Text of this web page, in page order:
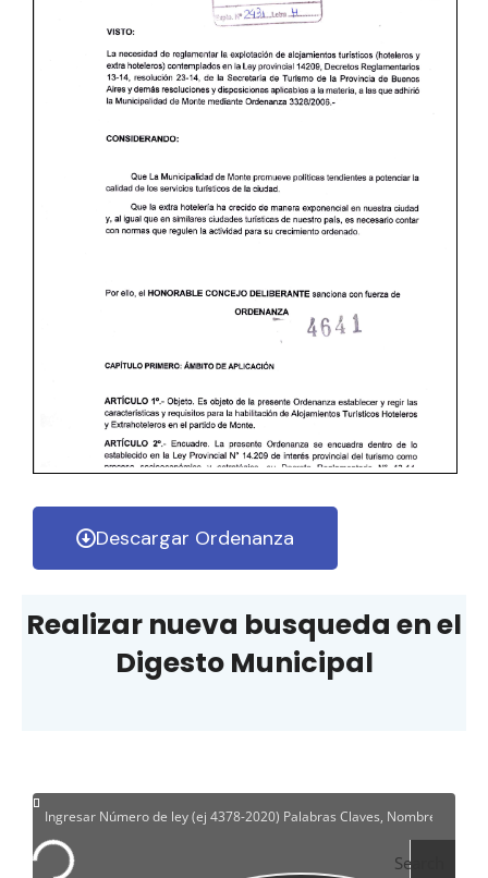
Descargar Ordenanza
Realizar nueva busqueda en el
Digesto Municipal
Search